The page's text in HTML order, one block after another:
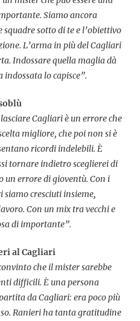
Siamo ancora
sotto di te e l’obiettivo
L’arma in più del Cagliari
Indossare quella maglia dà
indossata lo capisce”.
Cagliari è un errore che
migliore, che poi non si è
ricordi indelebili. È
tornare indietro sceglierei di
un errore di gioventù. Con i
cresciuti insieme,
Con un mix tra vecchi e
di importante”.
al Cagliari
che il mister sarebbe
difficili. È una persona
da Cagliari: era poco più
Ranieri ha tanta gratitudine